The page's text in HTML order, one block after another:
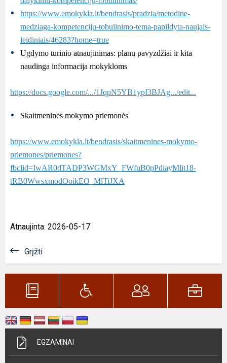
https://www.emokykla.lt/bendrasis/pradzia/metodine-
medziaga-kompetenciju-tobulinimo-tema-papildyta-naujais-
leidiniais/46283?home=true
Ugdymo turinio atnaujinimas: planų pavyzdžiai ir kita
naudinga informacija mokykloms
https://docs.google.com/.../1JqpN5YB1ypI3BJAg.../edit...
Skaitmeninės mokymo priemonės
https://www.emokykla.lt/bendrasis/skaitmenines-mokymo-
priemones/priemones?
fbclid=IwAR0dTADP3WGMxY_FWfuB0pPdiayMlit18-
tRB0WwsxmodOoikEO_MlTiJXA
Atnaujinta: 2026-05-17
Grįžti
EGZAMINAI